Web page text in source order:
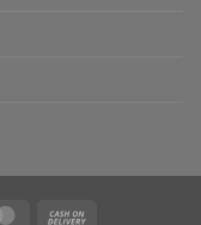
MasterCard